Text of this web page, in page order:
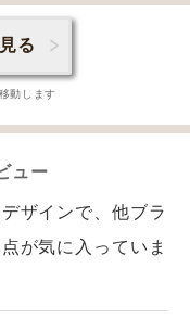
る
動します
ュー
ザインで、他ブラ
が気に入っていま